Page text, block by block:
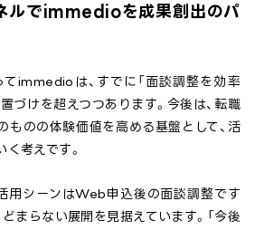
ルでimmedioを成果創出のパ
immedioは、すでに「面談調整を効率
づけを超えつつあります。今後は、転職
ものの体験価値を高める基盤として、活
考えです。
用シーンはWeb申込後の面談調整です
まらない展開を見据えています。「今後